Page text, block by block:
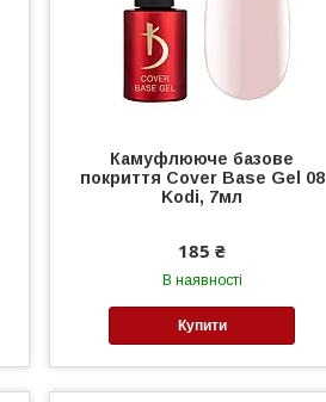
Камуфлююче базове
покриття Cover Base Gel 08
Kodi, 7мл
185 ₴
В наявності
Купити